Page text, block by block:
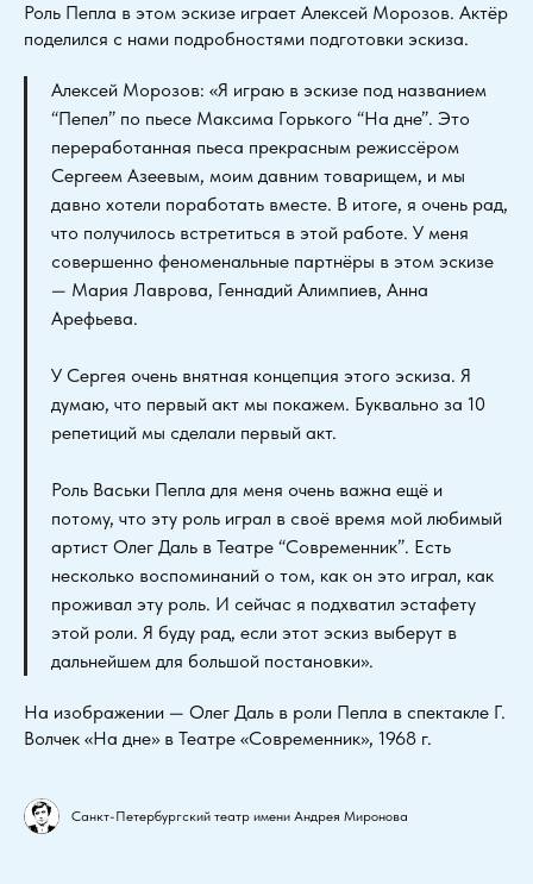
Роль Пепла в этом эскизе играет Алексей Морозов. Актёр
поделился с нами подробностями подготовки эскиза.
Алексей Морозов: «Я играю в эскизе под названием
“Пепел” по пьесе Максима Горького “На дне”. Это
переработанная пьеса прекрасным режиссёром
Сергеем Азеевым, моим давним товарищем, и мы
давно хотели поработать вместе. В итоге, я очень рад,
что получилось встретиться в этой работе. У меня
совершенно феноменальные партнёры в этом эскизе
— Мария Лаврова, Геннадий Алимпиев, Анна
Арефьева.
У Сергея очень внятная концепция этого эскиза. Я
думаю, что первый акт мы покажем. Буквально за 10
репетиций мы сделали первый акт.
Роль Васьки Пепла для меня очень важна ещё и
потому, что эту роль играл в своё время мой любимый
артист Олег Даль в Театре “Современник”. Есть
несколько воспоминаний о том, как он это играл, как
проживал эту роль. И сейчас я подхватил эстафету
этой роли. Я буду рад, если этот эскиз выберут в
дальнейшем для большой постановки».
На изображении — Олег Даль в роли Пепла в спектакле Г.
Волчек «На дне» в Театре «Современник», 1968 г.
Санкт-Петербургский театр имени Андрея Миронова